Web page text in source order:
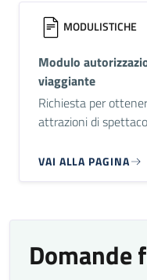
MODULISTICHE
Modulo
viaggiante
Richiesta per
attrazioni di
VAI ALLA PAGINA
Domande